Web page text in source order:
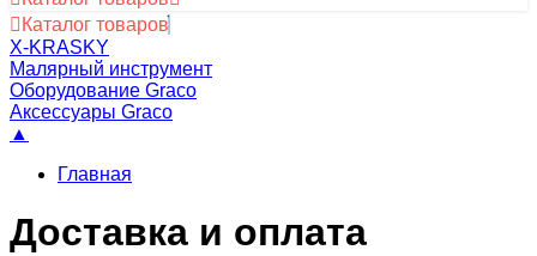
Каталог товаров
X-KRASKY
Малярный инструмент
Оборудование Graco
Аксессуары Graco
▲
Главная
Доставка и оплата